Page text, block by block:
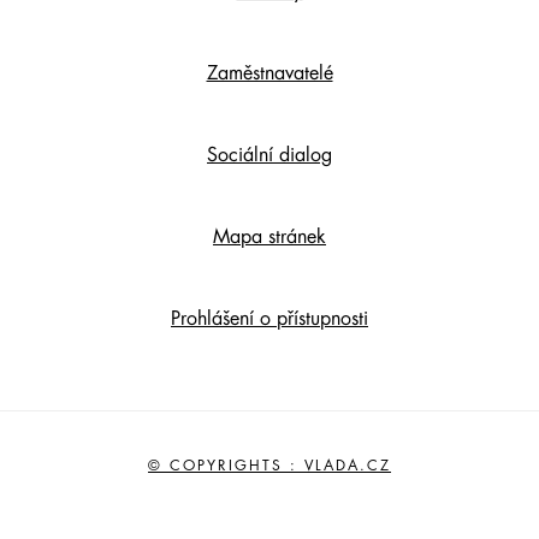
Zaměstnavatelé
Sociální dialog
Mapa stránek
Prohlášení o přístupnosti
© COPYRIGHTS : VLADA.CZ